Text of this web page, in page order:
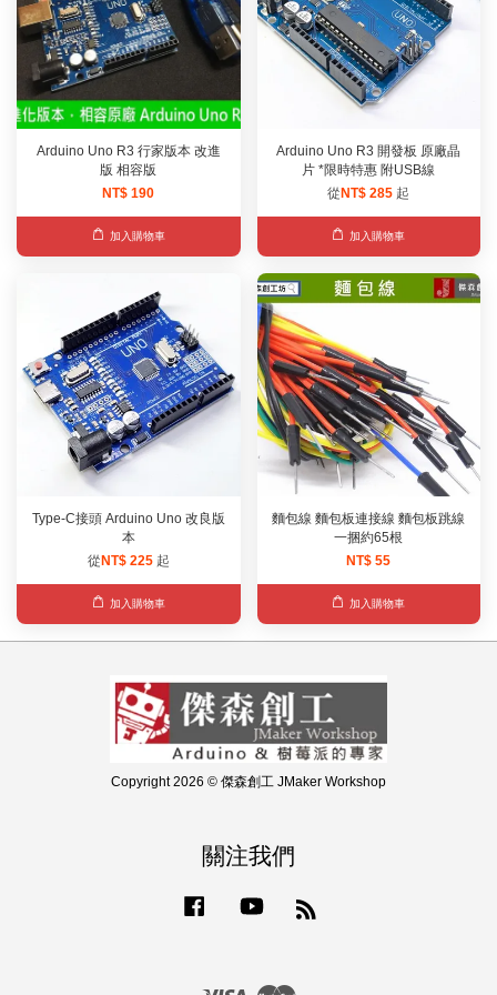
Arduino Uno R3 行家版本 改進
版 相容版
NT$ 190
加入購物車
Arduino Uno R3 開發板 原廠晶
片 *限時特惠 附USB線
從NT$ 285 起
加入購物車
Type-C接頭 Arduino Uno 改良版
本
從NT$ 225 起
加入購物車
麵包線 麵包板連接線 麵包板跳線
一捆約65根
NT$ 55
加入購物車
Copyright 2026 © 傑森創工 JMaker Workshop
關注我們
Facebook YouTube
Visa Master